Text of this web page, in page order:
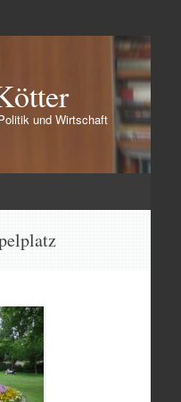
und Wirtschaft